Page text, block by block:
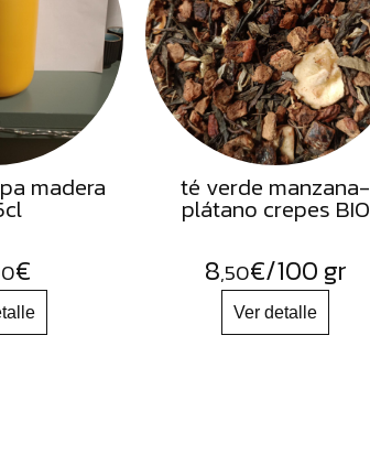
madera
€
té verde manzana-
plátano crepes BIO
8,50€/100 gr